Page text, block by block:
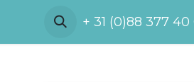
Over ons + 31 (0)88 377